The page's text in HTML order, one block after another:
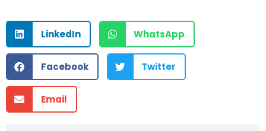
LinkedIn WhatsApp
Facebook Twitter
Email